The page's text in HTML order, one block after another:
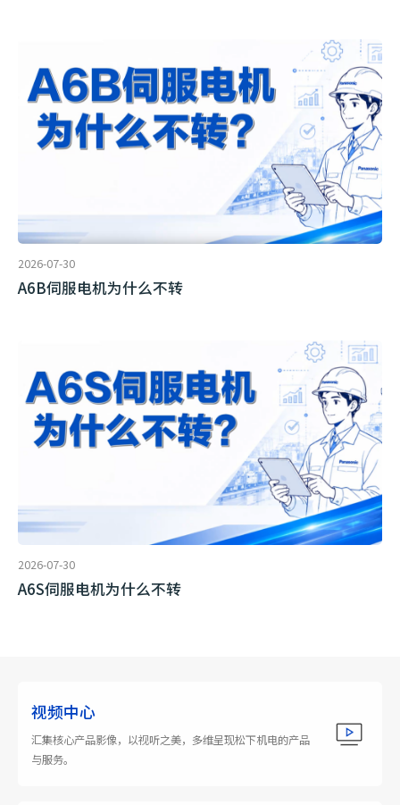
2026-07-30
A6B伺服电机为什么不转
2026-07-30
A6S伺服电机为什么不转
视频中心
汇集核心产品影像，以视听之美，多维呈现松下机电的产品
与服务。